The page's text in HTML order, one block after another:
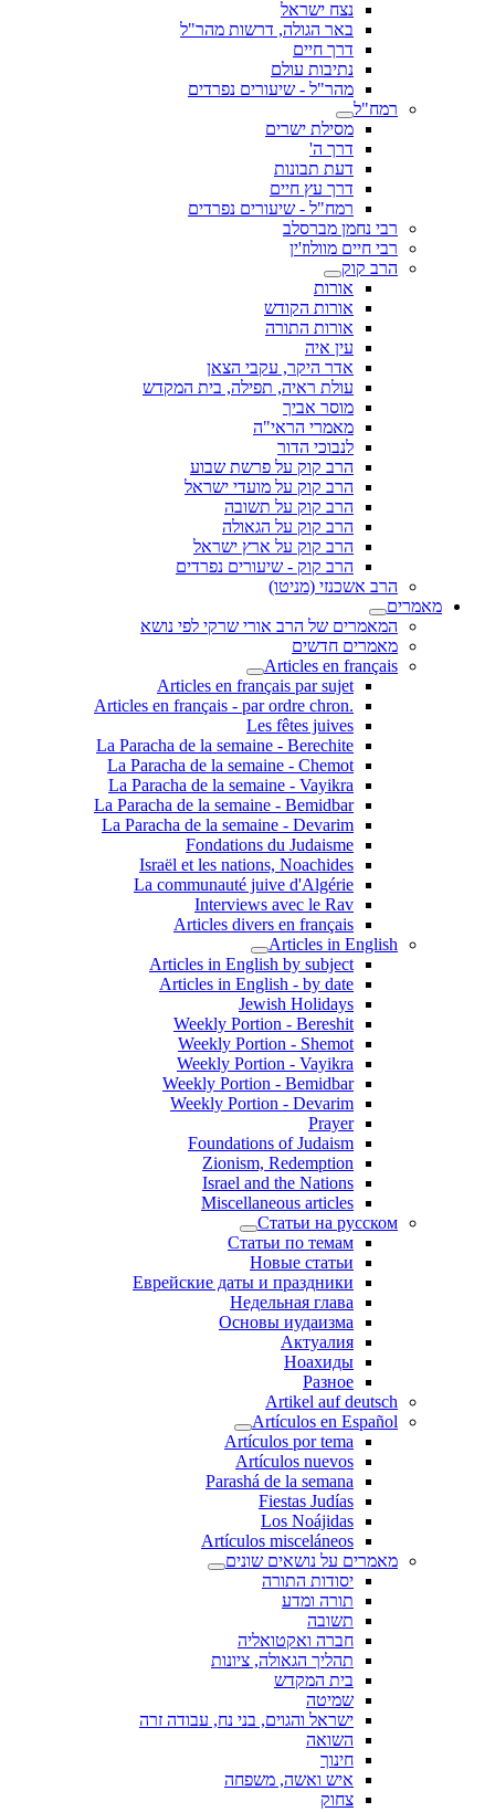
נצח ישראל
באר הגולה, דרשות מהר"ל
דרך חיים
נתיבות עולם
מהר"ל - שיעורים נפרדים
רמח"ל
מסילת ישרים
דרך ה'
דעת תבונות
דרך עץ חיים
רמח"ל - שיעורים נפרדים
רבי נחמן מברסלב
רבי חיים מוולוז'ין
הרב קוק
אורות
אורות הקודש
אורות התורה
עין איה
אדר היקר, עקבי הצאן
עולת ראיה, תפילה, בית המקדש
מוסר אביך
מאמרי הראי"ה
לנבוכי הדור
הרב קוק על פרשת שבוע
הרב קוק על מועדי ישראל
הרב קוק על תשובה
הרב קוק על הגאולה
הרב קוק על ארץ ישראל
הרב קוק - שיעורים נפרדים
הרב אשכנזי (מניטו)
מאמרים
המאמרים של הרב אורי שרקי לפי נושא
מאמרים חדשים
Articles en français
Articles en français par sujet
.Articles en français - par ordre chron
Les fêtes juives
La Paracha de la semaine - Berechite
La Paracha de la semaine - Chemot
La Paracha de la semaine - Vayikra
La Paracha de la semaine - Bemidbar
La Paracha de la semaine - Devarim
Fondations du Judaisme
Israël et les nations, Noachides
La communauté juive d'Algérie
Interviews avec le Rav
Articles divers en français
Articles in English
Articles in English by subject
Articles in English - by date
Jewish Holidays
Weekly Portion - Bereshit
Weekly Portion - Shemot
Weekly Portion - Vayikra
Weekly Portion - Bemidbar
Weekly Portion - Devarim
Prayer
Foundations of Judaism
Zionism, Redemption
Israel and the Nations
Miscellaneous articles
Статьи на русском
Статьи по темам
Новые статьи
Еврейские даты и праздники
Недельная глава
Основы иудаизма
Актуалия
Ноахиды
Разное
Artikel auf deutsch
Artículos en Español
Artículos por tema
Artículos nuevos
Parashá de la semana
Fiestas Judías
Los Noájidas
Artículos misceláneos
מאמרים על נושאים שונים
יסודות התורה
תורה ומדע
תשובה
חברה ואקטואליה
תהליך הגאולה, ציונות
בית המקדש
שמיטה
ישראל והגוים, בני נח, עבודה זרה
השואה
חינוך
איש ואשה, משפחה
צחוק